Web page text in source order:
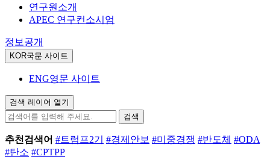
연구원소개
APEC 연구컨소시엄
정보공개
KOR국문 사이트
ENG영문 사이트
검색 레이어 열기
검색
추천검색어 #트럼프2기 #경제안보 #미중경쟁 #반도체 #ODA
#탄소 #CPTPP